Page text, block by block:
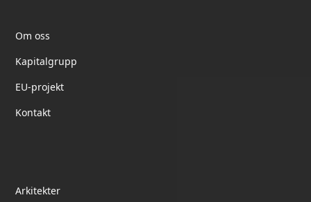
Om oss
Kapitalgrupp
EU-projekt
Kontakt
Arkitekter